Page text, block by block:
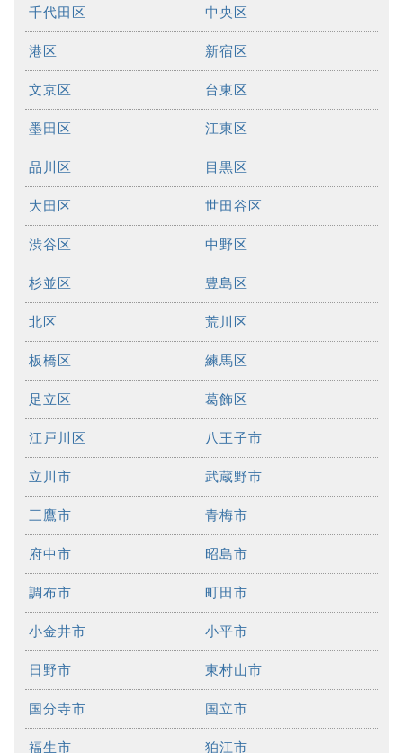
千代田区 中央区
港区 新宿区
文京区 台東区
墨田区 江東区
品川区 目黒区
大田区 世田谷区
渋谷区 中野区
杉並区 豊島区
北区 荒川区
板橋区 練馬区
足立区 葛飾区
江戸川区 八王子市
立川市 武蔵野市
三鷹市 青梅市
府中市 昭島市
調布市 町田市
小金井市 小平市
日野市 東村山市
国分寺市 国立市
福生市 狛江市